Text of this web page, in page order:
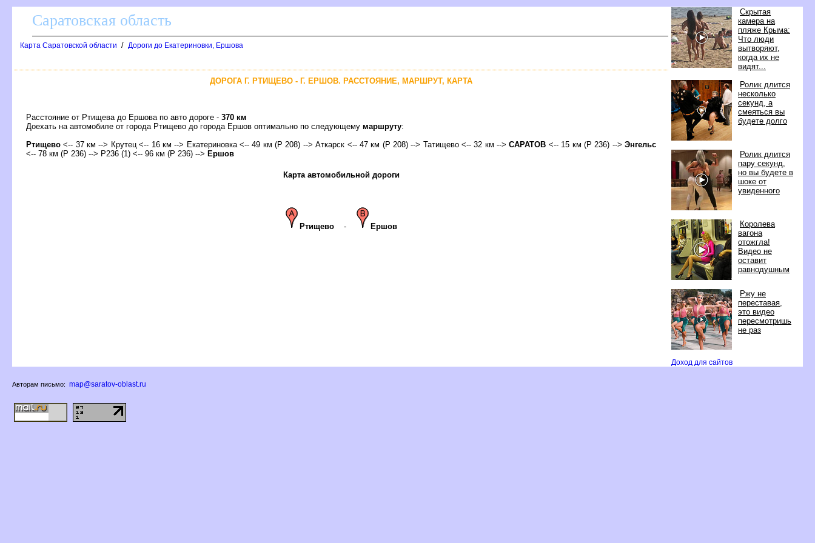
Скрытая
камера на
пляже Крыма:
Что люди
ытворяют,
когда их не
идят...
Ролик длится
несколько
секунд, а
смеяться вы
удете долго
Ролик длится
пару секунд,
но вы будете
шоке от
увиденного
Королева
агона
отожгла!
идео не
оставит
равнодушным
Ржу не
переставая,
это видео
пересмотришь
не раз
Доход для сайто
Саратовская область
Карта Саратовской области / Дороги до Екатериновки, Ершова
ДОРОГА Г. РТИЩЕВО - Г. ЕРШОВ. РАССТОЯНИЕ, МАРШРУТ, КАРТА
Расстояние от Ртищева до Ершова по авто дороге - 370 км
Доехать на автомобиле от города Ртищево до города Ершов оптимально по следующему маршруту:
Ртищево <-- 37 км --> Крутец <-- 16 км --> Екатериновка <-- 49 км (Р 208) --> Аткарск <-- 47 км (Р 208) --> Татищево <-- 32 км -->САРАТО <-- 15 км (Р 236) -->Энгельс
<-- 78 км (Р 236) --> Р236 (1) <-- 96 км (Р 236) --> Ершо
Карта автомобильной дороги
Ртищево - Ершо
Авторам письмо: map@saratov-oblast.ru